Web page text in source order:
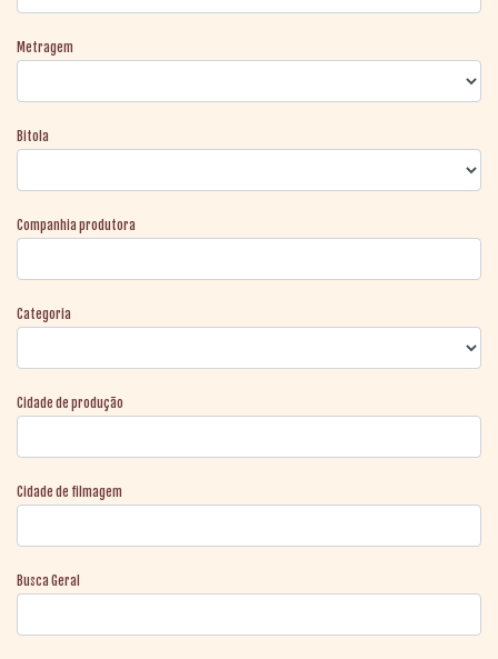
Metragem
Bitola
Companhia produtora
Categoria
Cidade de produção
Cidade de filmagem
Busca Geral